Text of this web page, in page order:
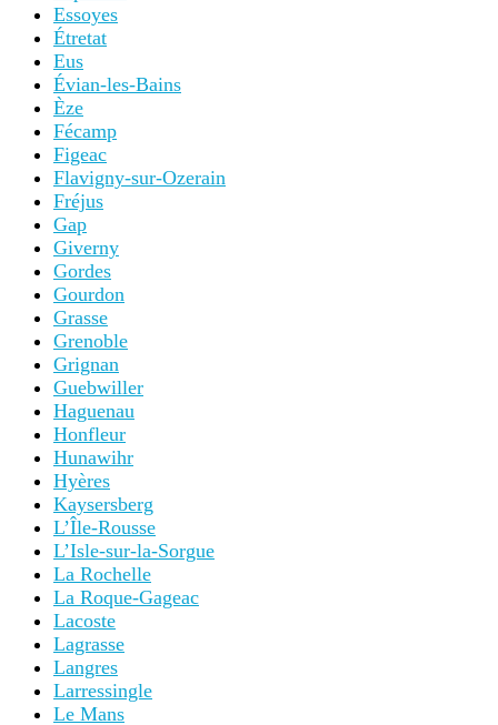
Essoyes
Étretat
Eus
Évian-les-Bains
Èze
Fécamp
Figeac
Flavigny-sur-Ozerain
Fréjus
Gap
Giverny
Gordes
Gourdon
Grasse
Grenoble
Grignan
Guebwiller
Haguenau
Honfleur
Hunawihr
Hyères
Kaysersberg
L’Île-Rousse
L’Isle-sur-la-Sorgue
La Rochelle
La Roque-Gageac
Lacoste
Lagrasse
Langres
Larressingle
Le Mans